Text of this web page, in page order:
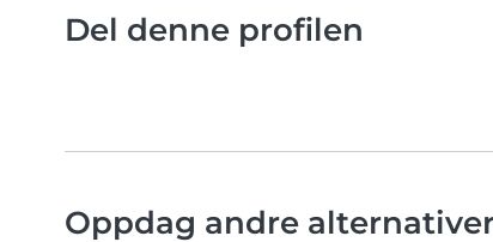
Del denne profilen
Oppdag andre